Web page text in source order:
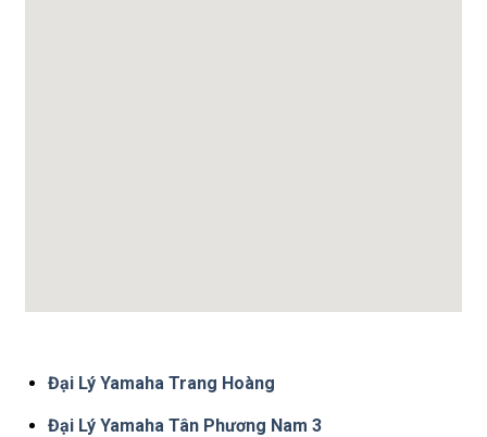
Đại Lý Yamaha Trang Hoàng
Đại Lý Yamaha Tân Phương Nam 3